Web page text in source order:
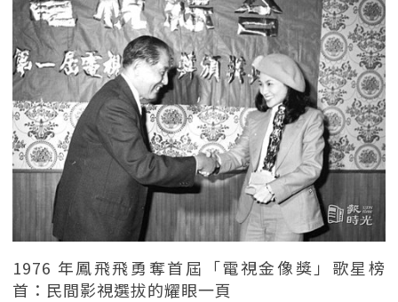
1976 年鳳飛飛勇奪首屆「電視金像獎」歌星榜
首：民間影視選拔的耀眼一頁